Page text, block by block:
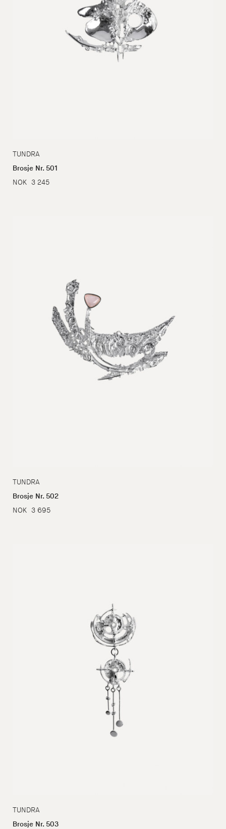
TUNDRA
Brosje Nr. 501
NOK 3 245
TUNDRA
Brosje Nr. 502
NOK 3 695
TUNDRA
Brosje Nr. 503